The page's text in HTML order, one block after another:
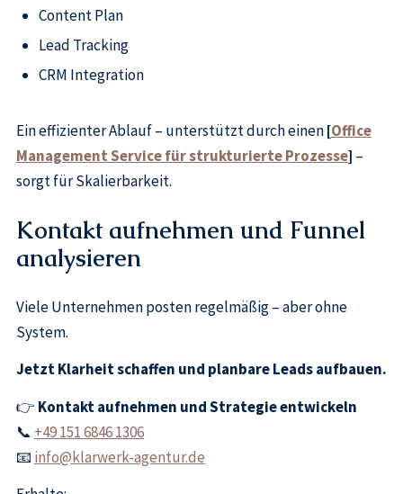
Content Plan
Lead Tracking
CRM Integration
Ein effizienter Ablauf – unterstützt durch einen[Office
Management Service für strukturierte Prozesse] –
sorgt für Skalierbarkeit.
Kontakt aufnehmen und Funnel
analysieren
Viele Unternehmen posten regelmäßig – aber ohne
System.
Jetzt Klarheit schaffen und planbare Leads aufbauen.
👉 Kontakt aufnehmen und Strategie entwickeln
📞 +49 151 6846 1306
📧 info@klarwerk-agentur.de